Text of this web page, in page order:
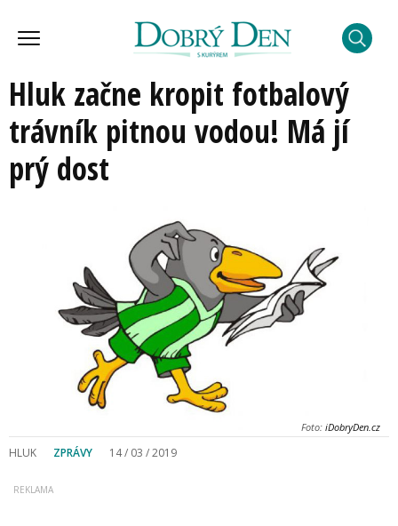
Hluk začne kropit fotbalový
trávník pitnou vodou! Má jí
prý dost
Foto: iDobryDen.cz
HLUK ZPRÁVY 14 / 03 / 2019